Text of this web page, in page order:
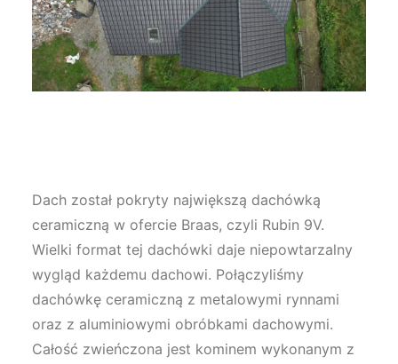
Dach został pokryty największą dachówką
ceramiczną w ofercie Braas, czyli Rubin 9V.
Wielki format tej dachówki daje niepowtarzalny
wygląd każdemu dachowi. Połączyliśmy
dachówkę ceramiczną z metalowymi rynnami
oraz z aluminiowymi obróbkami dachowymi.
Całość zwieńczona jest kominem wykonanym z